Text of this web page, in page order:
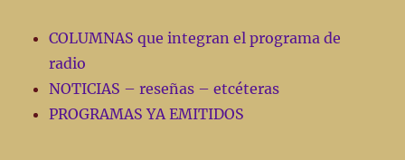
COLUMNAS que integran el programa de
radio
NOTICIAS – reseñas – etcéteras
PROGRAMAS YA EMITIDOS